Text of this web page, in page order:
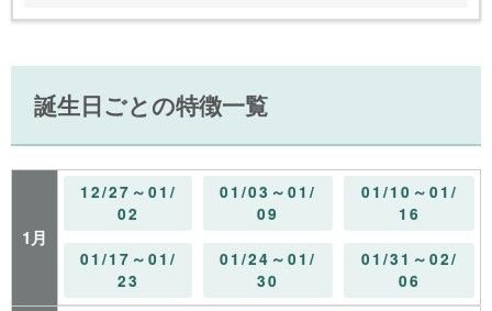
誕生日ごとの特徴一覧
1月
12/27～01/
02
01/03～01/
09
01/10～01/
16
01/17～01/
23
01/24～01/
30
01/31～02/
06